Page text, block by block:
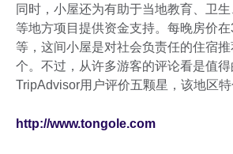
同时，小屋还为有助于当地教育、卫
等地方项目提供资金支持。每晚房价
等，这间小屋是对社会负责任的住宿
个。不过，从许多游客的评论看是值
TripAdvisor用户评价五颗星，该地区特
http://www.tongole.com